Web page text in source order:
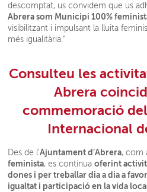
descomptat, us convidem que us
Abrera som Municipi 100%
visibilitzant i impulsant la lluita
més igualitària.”
Consulteu les
Abrera
commemoració
Internacional
Des de l’Ajuntament d’Abrera, com
feminista, es continuaoferint
dones i per treballar dia a dia a
igualtat i participació en la vida